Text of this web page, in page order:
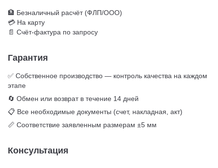
🏦 Безналичный расчёт (ФЛП/ООО)
💳 На карту
📄 Счёт-фактура по запросу
Гарантия
✅ Собственное производство — контроль качества на каждом
этапе
🔄 Обмен или возврат в течение 14 дней
📋 Все необходимые документы (счет, накладная, акт)
📏 Соответствие заявленным размерам ±5 мм
Консультация